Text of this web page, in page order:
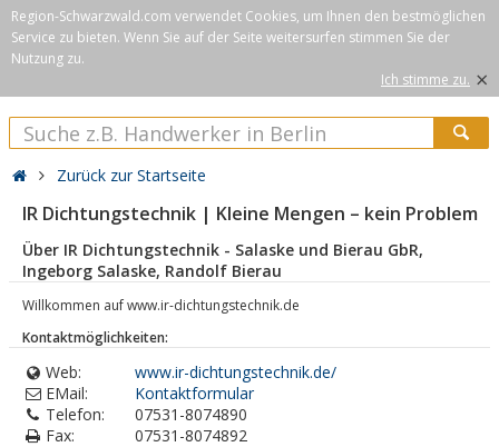
Region-Schwarzwald.com verwendet Cookies, um Ihnen den bestmöglichen
Service zu bieten. Wenn Sie auf der Seite weitersurfen stimmen Sie der
Nutzung zu.
Ich stimme zu. ×
Zurück zur Startseite
IR Dichtungstechnik | Kleine Mengen – kein Problem
Über IR Dichtungstechnik - Salaske und Bierau GbR,
Ingeborg Salaske, Randolf Bierau
Willkommen auf www.ir-dichtungstechnik.de
Kontaktmöglichkeiten:
Web:
www.ir-dichtungstechnik.de/
EMail:
Kontaktformular
Telefon:
07531-8074890
Fax:
07531-8074892